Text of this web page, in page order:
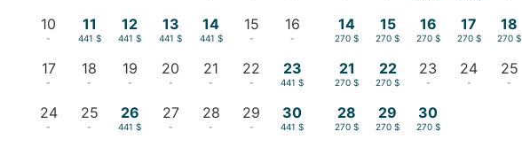
10
-
11
441 $
12
441 $
13
441 $
14
441 $
15
-
16
-
17
-
18
-
19
-
20
-
21
-
22
-
23
441 $
24
-
25
-
26
441 $
27
-
28
-
29
-
30
441 $
14
270 $
15
270 $
16
270 $
17
270 $
18
270 $
21
270 $
22
270 $
23
-
24
-
25
-
28
270 $
29
270 $
30
270 $